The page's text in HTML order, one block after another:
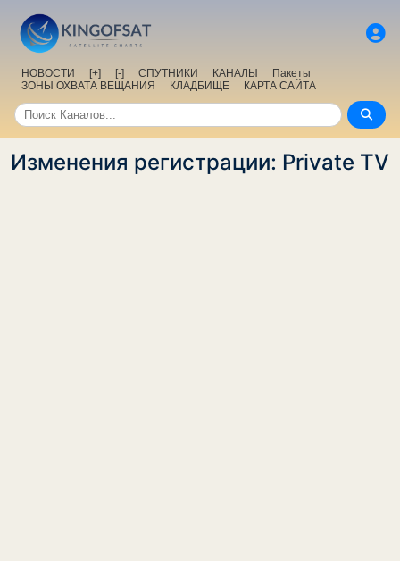
НОВОСТИ [+] [-] СПУТНИКИ КАНАЛЫ
Пакеты
ЗОНЫ ОХВАТА ВЕЩАНИЯ
КЛАДБИЩЕ КАРТА САЙТА
Изменения регистрации: Private TV